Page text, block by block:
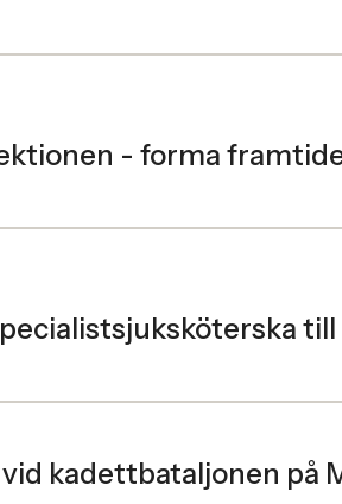
- forma
till
kadettbataljonen på